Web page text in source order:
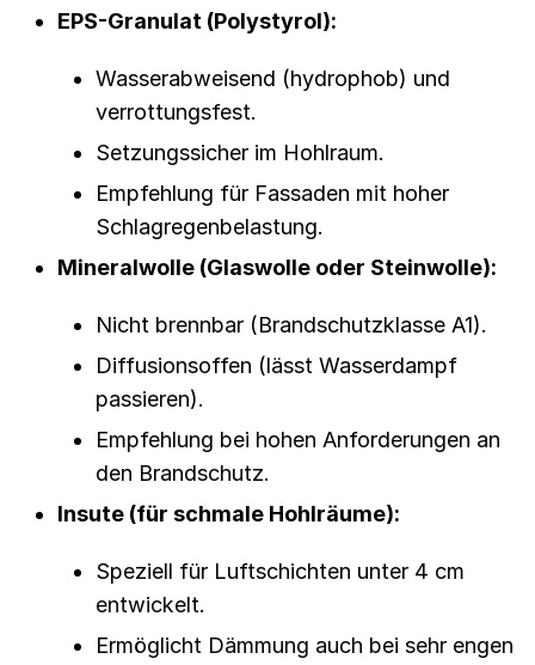
EPS-Granulat (Polystyrol):
Wasserabweisend (hydrophob) und
verrottungsfest.
Setzungssicher im Hohlraum.
Empfehlung für Fassaden mit hoher
Schlagregenbelastung.
Mineralwolle (Glaswolle oder Steinwolle):
Nicht brennbar (Brandschutzklasse A1).
Diffusionsoffen (lässt Wasserdampf
passieren).
Empfehlung bei hohen Anforderungen an
den Brandschutz.
Insute (für schmale Hohlräume):
Speziell für Luftschichten unter 4 cm
entwickelt.
Ermöglicht Dämmung auch bei sehr engen